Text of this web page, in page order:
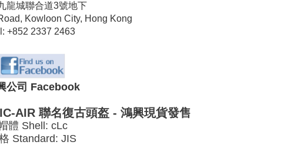
龍城聯合道3號地下
Kowloon City, Hong Kong
+852 2337 2463
公司 Facebook
AIR 聯名復古頭盔 - 鴻興現貨發售
體 Shell: cLc
Standard: JIS